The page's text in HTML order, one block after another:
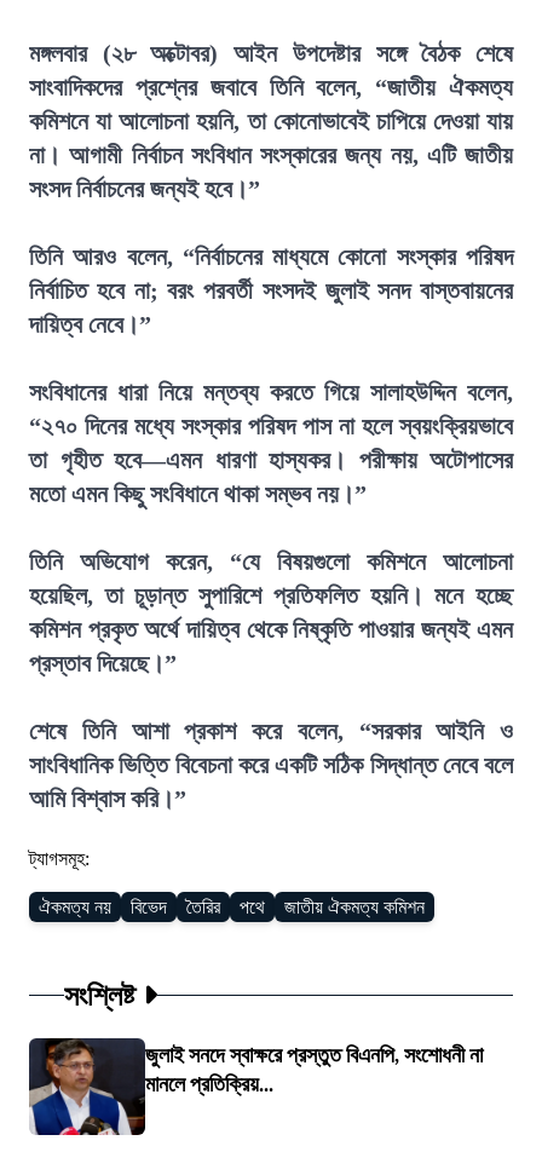
মঙ্গলবার (২৮ অক্টোবর) আইন উপদেষ্টার সঙ্গে বৈঠক শেষে
সাংবাদিকদের প্রশ্নের জবাবে তিনি বলেন, “জাতীয় ঐকমত্য
কমিশনে যা আলোচনা হয়নি, তা কোনোভাবেই চাপিয়ে দেওয়া যায়
না। আগামী নির্বাচন সংবিধান সংস্কারের জন্য নয়, এটি জাতীয়
সংসদ নির্বাচনের জন্যই হবে।”
তিনি আরও বলেন, “নির্বাচনের মাধ্যমে কোনো সংস্কার পরিষদ
নির্বাচিত হবে না; বরং পরবর্তী সংসদই জুলাই সনদ বাস্তবায়নের
দায়িত্ব নেবে।”
সংবিধানের ধারা নিয়ে মন্তব্য করতে গিয়ে সালাহউদ্দিন বলেন,
“২৭০ দিনের মধ্যে সংস্কার পরিষদ পাস না হলে স্বয়ংক্রিয়ভাবে
তা গৃহীত হবে—এমন ধারণা হাস্যকর। পরীক্ষায় অটোপাসের
মতো এমন কিছু সংবিধানে থাকা সম্ভব নয়।”
তিনি অভিযোগ করেন, “যে বিষয়গুলো কমিশনে আলোচনা
হয়েছিল, তা চূড়ান্ত সুপারিশে প্রতিফলিত হয়নি। মনে হচ্ছে
কমিশন প্রকৃত অর্থে দায়িত্ব থেকে নিষ্কৃতি পাওয়ার জন্যই এমন
প্রস্তাব দিয়েছে।”
শেষে তিনি আশা প্রকাশ করে বলেন, “সরকার আইনি ও
সাংবিধানিক ভিত্তি বিবেচনা করে একটি সঠিক সিদ্ধান্ত নেবে বলে
আমি বিশ্বাস করি।”
ট্যাগসমূহ:
ঐকমত্য নয় বিভেদ তৈরির পথে জাতীয় ঐকমত্য কমিশন
সংশ্লিষ্ট
জুলাই সনদে স্বাক্ষরে প্রস্তুত বিএনপি, সংশোধনী না
মানলে প্রতিক্রিয়...